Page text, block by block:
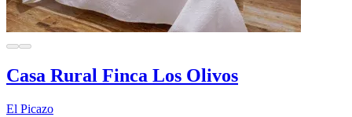
Casa Rural Finca Los Olivos
El Picazo